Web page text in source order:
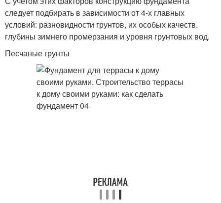
следует подбирать в зависимости от 4-х главных
условий: разновидности грунтов, их особых качеств,
глубины зимнего промерзания и уровня грунтовых вод.
Песчаные грунты